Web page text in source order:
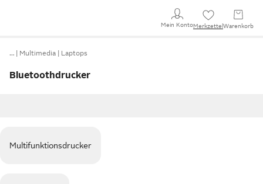
Mein KontoMerkzettel Warenkorb
… Multimedia Laptops
Bluetoothdrucker
Multifunktionsdrucker